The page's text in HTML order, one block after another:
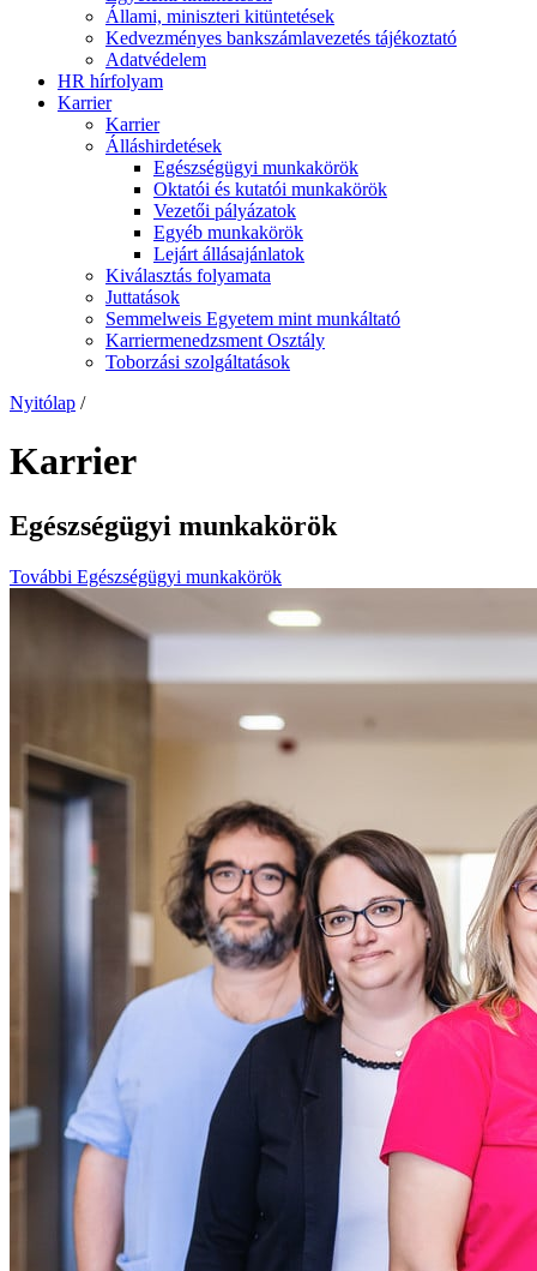
Állami, miniszteri kitüntetések
Kedvezményes bankszámlavezetés tájékoztató
Adatvédelem
HR hírfolyam
Karrier
Karrier
Álláshirdetések
Egészségügyi munkakörök
Oktatói és kutatói munkakörök
Vezetői pályázatok
Egyéb munkakörök
Lejárt állásajánlatok
Kiválasztás folyamata
Juttatások
Semmelweis Egyetem mint munkáltató
Karriermenedzsment Osztály
Toborzási szolgáltatások
Nyitólap /
Karrier
Egészségügyi munkakörök
További Egészségügyi munkakörök